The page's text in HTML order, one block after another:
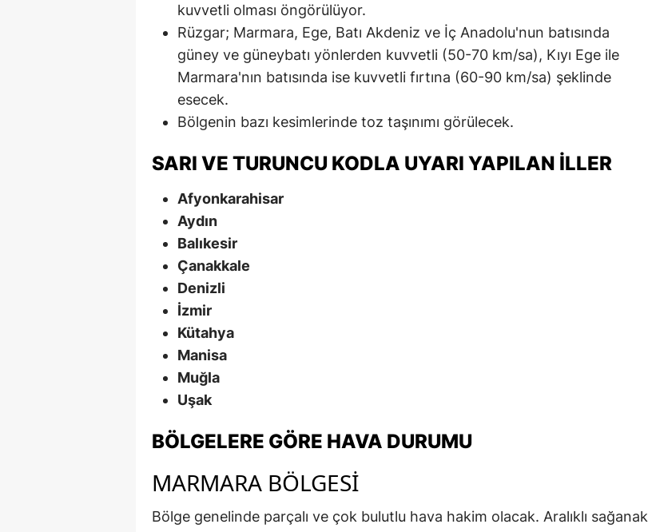
kuvvetli olması öngörülüyor.
Rüzgar; Marmara, Ege, Batı Akdeniz ve İç Anadolu'nun batısında
güney ve güneybatı yönlerden kuvvetli (50-70 km/sa), Kıyı Ege ile
Marmara'nın batısında ise kuvvetli fırtına (60-90 km/sa) şeklinde
esecek.
Bölgenin bazı kesimlerinde toz taşınımı görülecek.
SARI VE TURUNCU KODLA UYARI YAPILAN İLLER
Afyonkarahisar
Aydın
Balıkesir
Çanakkale
Denizli
İzmir
Kütahya
Manisa
Muğla
Uşak
BÖLGELERE GÖRE HAVA DURUMU
MARMARA BÖLGESI
Bölge genelinde parçalı ve çok bulutlu hava hakim olacak. Aralıklı sağanak